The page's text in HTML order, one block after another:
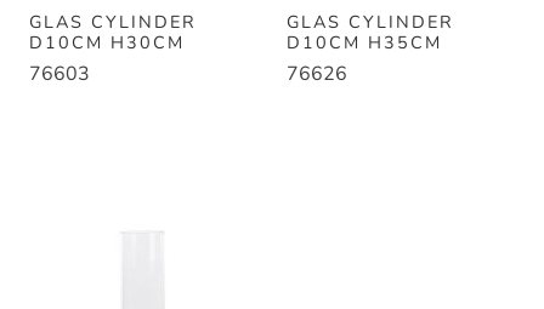
GLAS CYLINDER
D10CM H30CM
76603
GLAS CYLINDER
D10CM H35CM
76626